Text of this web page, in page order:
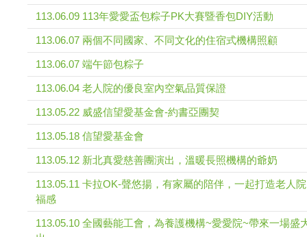
113.06.09 113年愛愛盃包粽子PK大賽暨香包DIY活動
113.06.07 兩個不同國家、不同文化的住宿式機構照顧
113.06.07 端午節包粽子
113.06.04 老人院的優良室內空氣品質保證
113.05.22 威盛信望愛基金會-約書亞團契
113.05.18 信望愛基金會
113.05.12 新北真愛慈善團演出，溫暖長照機構的爺奶
113.05.11 卡拉OK-聲悠揚，有家屬的陪伴，一起打造老人
福感
113.05.10 全國藝能工會，為養護機構~愛愛院~帶來一場盛